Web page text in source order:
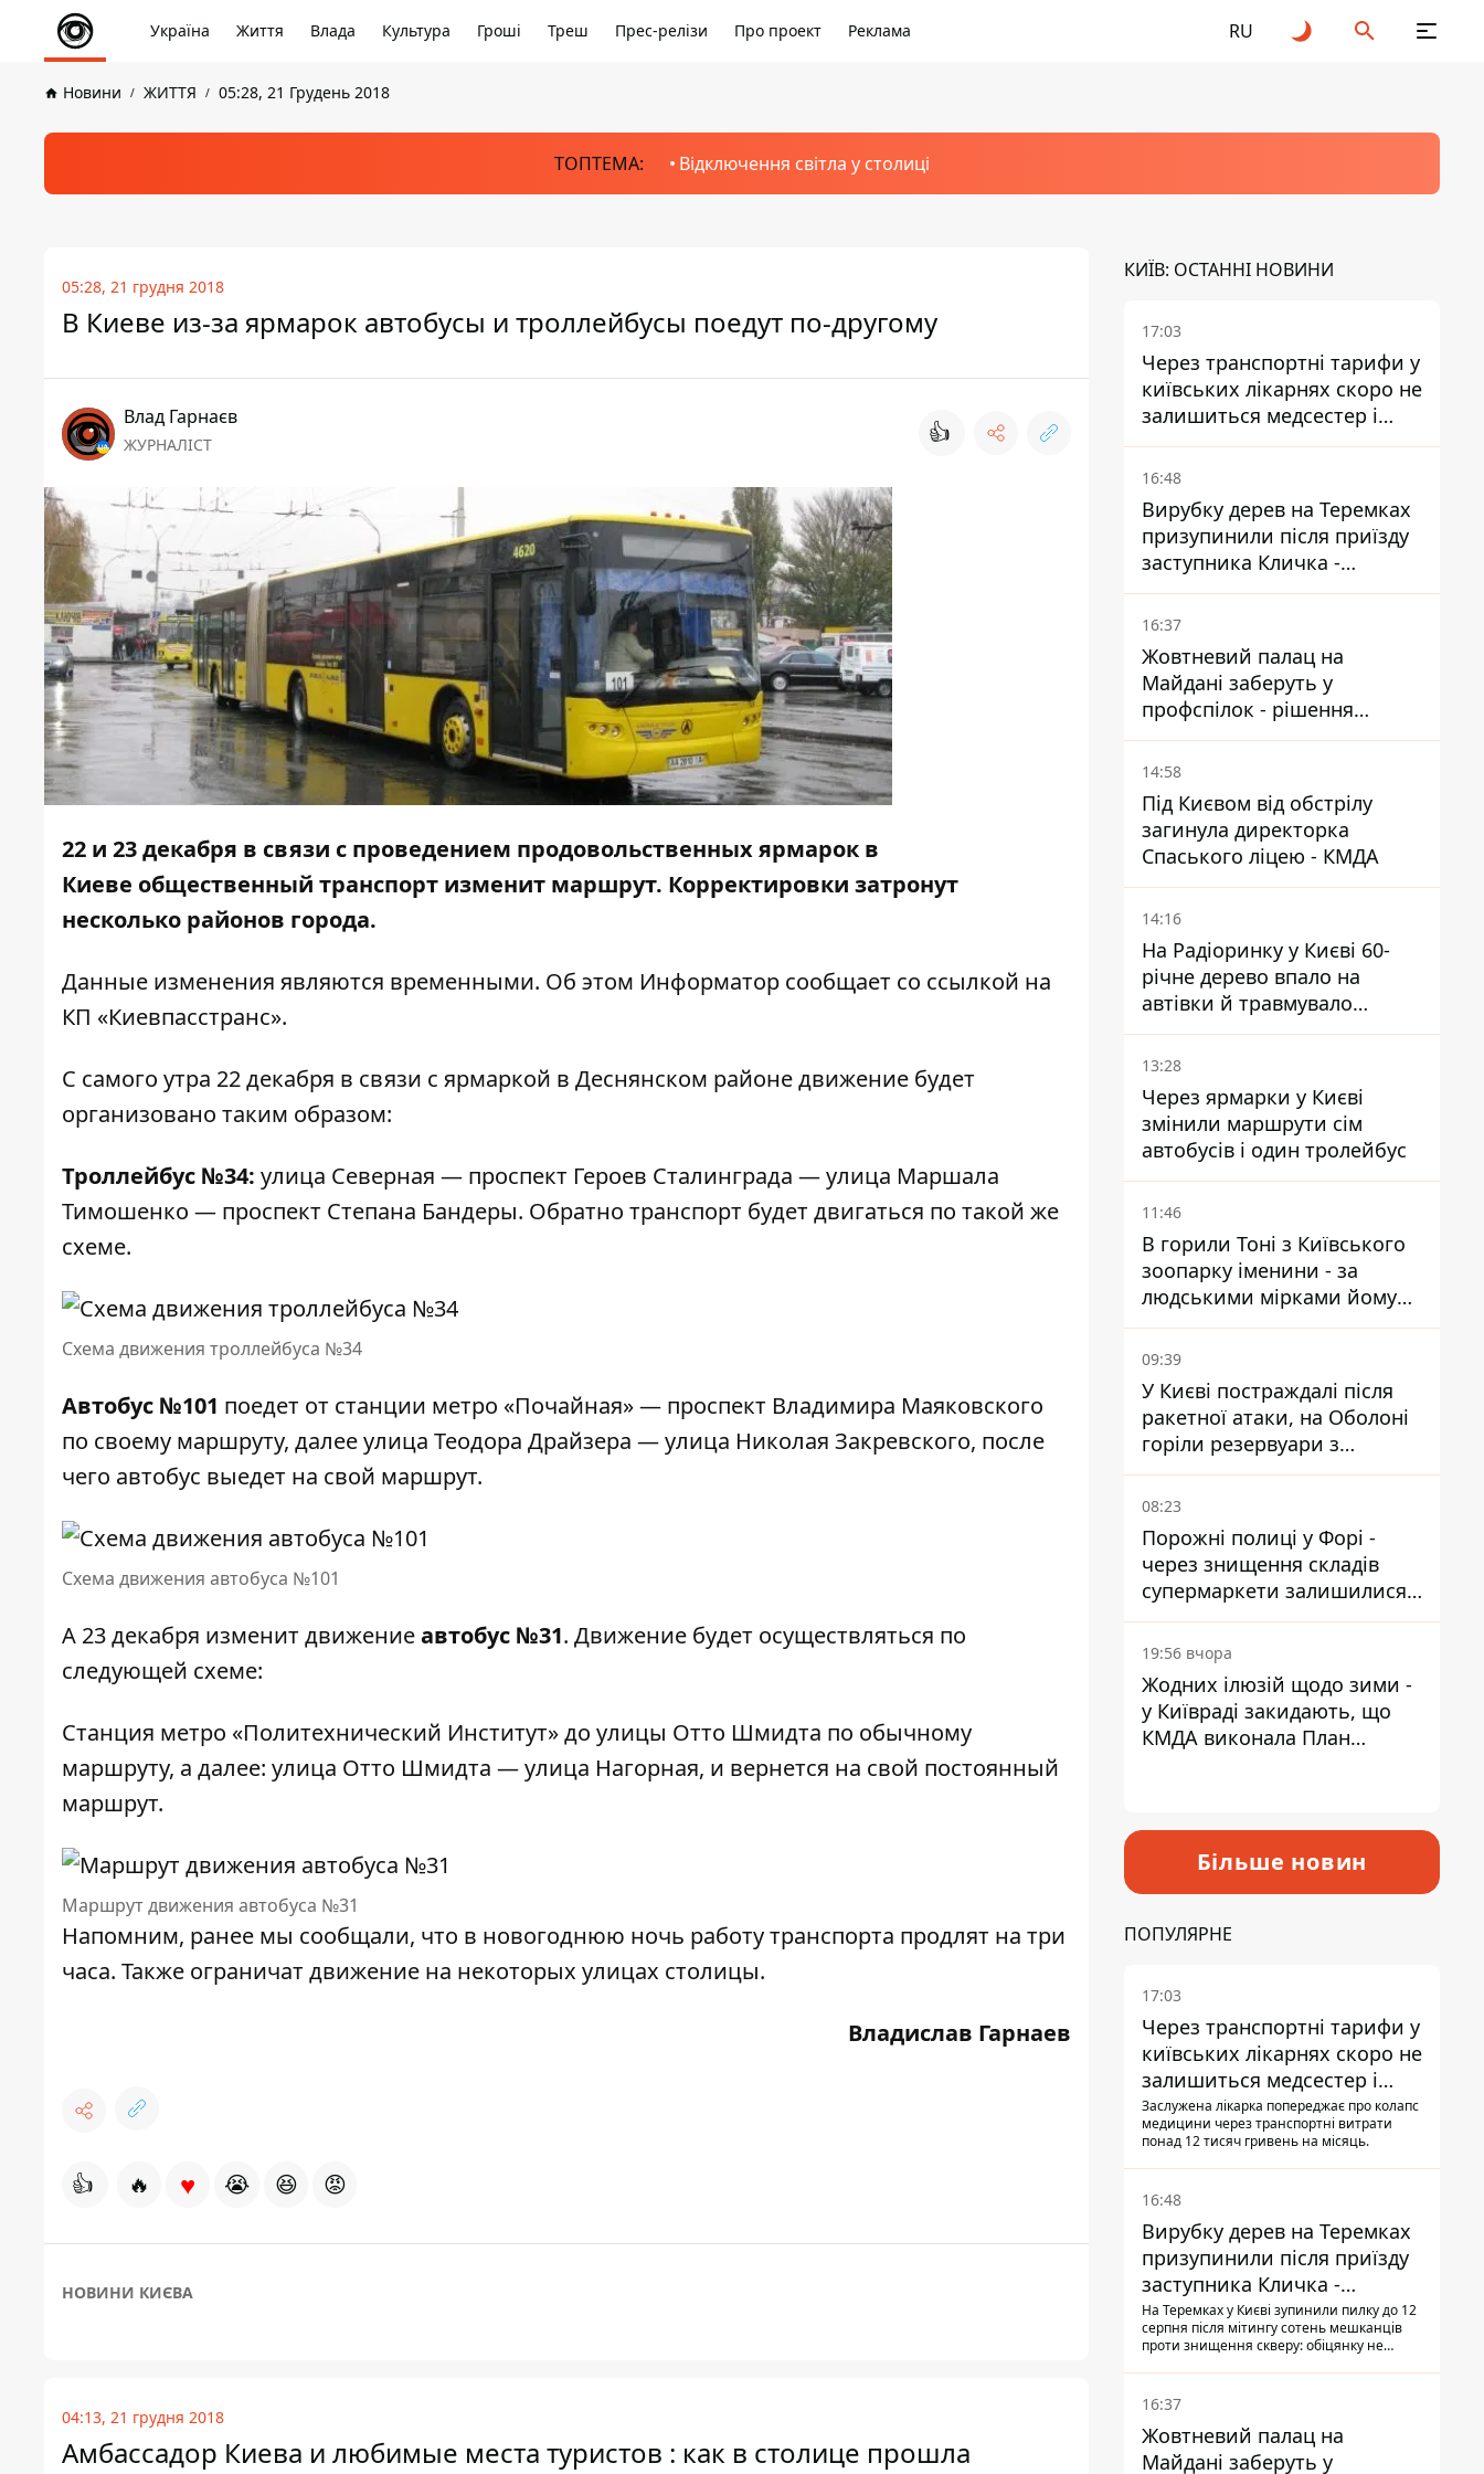
Україна Життя Влада Культура Гроші Треш Прес-релізи Про проект Реклама RU
Новини ЖИТТЯ 05:28, 21 Грудень 2018
ТОПТЕМА: Відключення світла у столиці
05:28, 21 грудня 2018
В Киеве из-за ярмарок автобусы и троллейбусы поедут по-другому
Влад Гарнаєв
ЖУРНАЛІСТ 👍
22 и 23 декабря в связи с проведением продовольственных ярмарок в
Киеве общественный транспорт изменит маршрут. Корректировки затронут
несколько районов города.
Данные изменения являются временными. Об этом Информатор сообщает со ссылкой на
КП «Киевпасстранс».
С самого утра 22 декабря в связи с ярмаркой в Деснянском районе движение будет
организовано таким образом:
Троллейбус №34: улица Северная — проспект Героев Сталинграда — улица Маршала
Тимошенко — проспект Степана Бандеры. Обратно транспорт будет двигаться по такой же
схеме.
Схема движения троллейбуса №34
Автобус №101 поедет от станции метро «Почайная» — проспект Владимира Маяковского
по своему маршруту, далее улица Теодора Драйзера — улица Николая Закревского, после
чего автобус выедет на свой маршрут.
Схема движения автобуса №101
А 23 декабря изменит движениеавтобус №31. Движение будет осуществляться по
следующей схеме:
Станция метро «Политехнический Институт» до улицы Отто Шмидта по обычному
маршруту, а далее: улица Отто Шмидта — улица Нагорная, и вернется на свой постоянный
маршрут.
Маршрут движения автобуса №31
Напомним, ранее мы сообщали, что в новогоднюю ночь работу транспорта продлят на три
часа. Также ограничат движение на некоторых улицах столицы.
Владислав Гарнаев
👍 🔥 ♥ 😭 😆 😡
НОВИНИ КИЄВА
04:13, 21 грудня 2018
Амбассадор Киева и любимые места туристов : как в столице прошла
КИЇВ: ОСТАННІ НОВИНИ
17:03
Через транспортні тарифи у
київських лікарнях скоро не
залишиться медсестер і
санітарок - професор
Голубовська
16:48
Вирубку дерев на Теремках
призупинили після приїзду
заступника Кличка -
почався діалог
16:37
Жовтневий палац на
Майдані заберуть у
профспілок - рішення
Господарського суду
14:58
Під Києвом від обстрілу
загинула директорка
Спаського ліцею - КМДА
14:16
На Радіоринку у Києві 60-
річне дерево впало на
автівки й травмувало
людину - подробиці
13:28
Через ярмарки у Києві
змінили маршрути сім
автобусів і один тролейбус
11:46
В горили Тоні з Київського
зоопарку іменини - за
людськими мірками йому
вже понад 90 років
09:39
У Києві постраждалі після
ракетної атаки, на Оболоні
горіли резервуари з
паливом
08:23
Порожні полиці у Форі -
через знищення складів
супермаркети залишилися
без асортименту
19:56 вчора
Жодних ілюзій щодо зими -
у Київраді закидають, що
КМДА виконала План
Більше новин
ПОПУЛЯРНЕ
17:03
Через транспортні тарифи у
київських лікарнях скоро не
залишиться медсестер і
санітарок - професор
Голубовська
Заслужена лікарка попереджає про колапс
медицини через транспортні витрати
понад 12 тисяч гривень на місяць.
16:48
Вирубку дерев на Теремках
призупинили після приїзду
заступника Кличка -
почався діалог
На Теремках у Києві зупинили пилку до 12
серпня після мітингу сотень мешканців
проти знищення скверу: обіцянку не
прибув налагодити комунікацію
16:37
Жовтневий палац на
Майдані заберуть у